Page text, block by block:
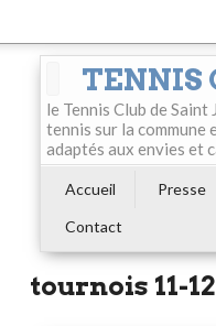
TENNIS
le Tennis Club de
tennis sur la
adaptés aux envies et
Accueil Presse
Contact
tournois 11-